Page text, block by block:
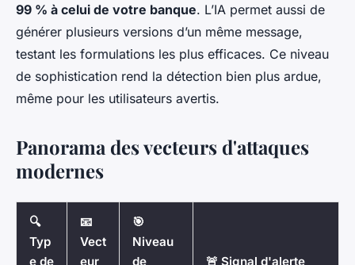
99 % à celui de votre banque. L’IA permet aussi de
générer plusieurs versions d’un même message,
testant les formulations les plus efficaces. Ce niveau
de sophistication rend la détection bien plus ardue,
même pour les utilisateurs avertis.
Panorama des vecteurs d'attaques
modernes
🔍
Typ
e de
📧
Vect
eur
🎯
Niveau
de
🚨 Signal d'alerte